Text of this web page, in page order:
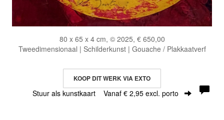
80 x 65 x 4 cm, © 2025, € 650,00
Tweedimensionaal | Schilderkunst | Gouache / Plakkaatverf
KOOP DIT WERK VIA EXTO
Stuur als kunstkaart Vanaf € 2,95 excl. porto